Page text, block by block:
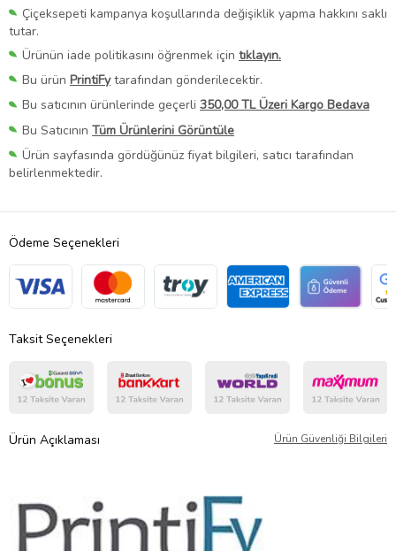
Çiçeksepeti kampanya koşullarında değişiklik yapma hakkını saklı
tutar.
Ürünün iade politikasını öğrenmek için tıklayın.
Bu ürün PrintiFytarafından gönderilecektir.
Bu satıcının ürünlerinde geçerli 350,00 TL Üzeri Kargo Bedava
Bu Satıcının Tüm Ürünlerini Görüntüle
Ürün sayfasında gördüğünüz fiyat bilgileri, satıcı tarafından
belirlenmektedir.
Ödeme Seçenekleri
Taksit Seçenekleri
Ürün Açıklaması Ürün Güvenliği Bilgileri